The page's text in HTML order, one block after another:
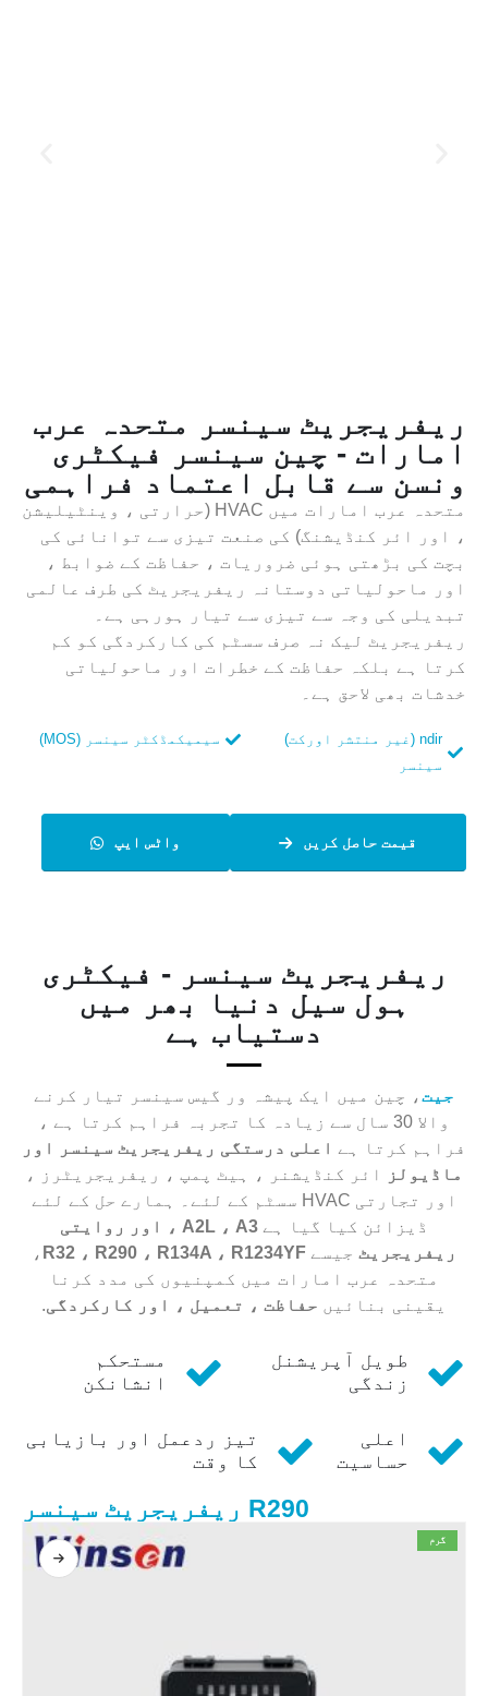
ریفریجریٹ سینسر متحدہ عرب
امارات - چین سینسر فیکٹری
ونسن سے قابل اعتماد فراہمی
متحدہ عرب امارات میں HVAC (حرارتی ، وینٹیلیشن
، اور ائر کنڈیشنگ) کی صنعت تیزی سے توانائی کی
بچت کی بڑھتی ہوئی ضروریات ، حفاظت کے ضوابط ،
اور ماحولیاتی دوستانہ ریفریجریٹ کی طرف عالمی
تبدیلی کی وجہ سے تیزی سے تیار ہورہی ہے۔
ریفریجریٹ لیک نہ صرف سسٹم کی کارکردگی کو کم
کرتا ہے بلکہ حفاظت کے خطرات اور ماحولیاتی
خدشات بھی لاحق ہے۔
ndir (غیر منتشر اورکت)
سینسر
سیمیکمڈکٹر سینسر (MOS)
قیمت حاصل کریں واٹس ایپ
ریفریجریٹ سینسر - فیکٹری
ہول سیل دنیا بھر میں
دستیاب ہے
جیت ، چین میں ایک پیشہ ور گیس سینسر تیار کرنے
والا 30 سال سے زیادہ کا تجربہ فراہم کرتا ہے ،
فراہم کرتا ہے اعلی درستگی ریفریجریٹ سینسر اور
ماڈیولز
ائر کنڈیشنر ، ہیٹ پمپ ، ریفریجریٹرز ،
اور تجارتی HVAC سسٹم کے لئے۔ ہمارے حل کے لئے
ڈیزائن کیا گیا ہے
A2L ، A3 ، اور روایتی
ریفریجریٹ جیسے R32 ، R290 ، R134A ، R1234YF ،
متحدہ عرب امارات میں کمپنیوں کی مدد کرنا
یقینی بنائیں حفاظت ، تعمیل ، اور کارکردگی.
طویل آپریشنل
زندگی
مستحکم
انشانکن
اعلی
حساسیت
تیز ردعمل اور بازیابی
کا وقت
R290 ریفریجریٹ سینسر
گرم